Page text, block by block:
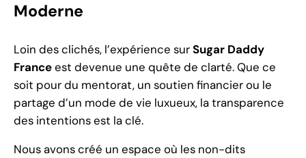
Moderne
Loin des clichés, l’expérience surSugar Daddy
Franceest devenue une quête de clarté. Que ce
soit pour du mentorat, un soutien financier ou le
partage d’un mode de vie luxueux, la transparence
des intentions est la clé.
Nous avons créé un espace où les non-dits